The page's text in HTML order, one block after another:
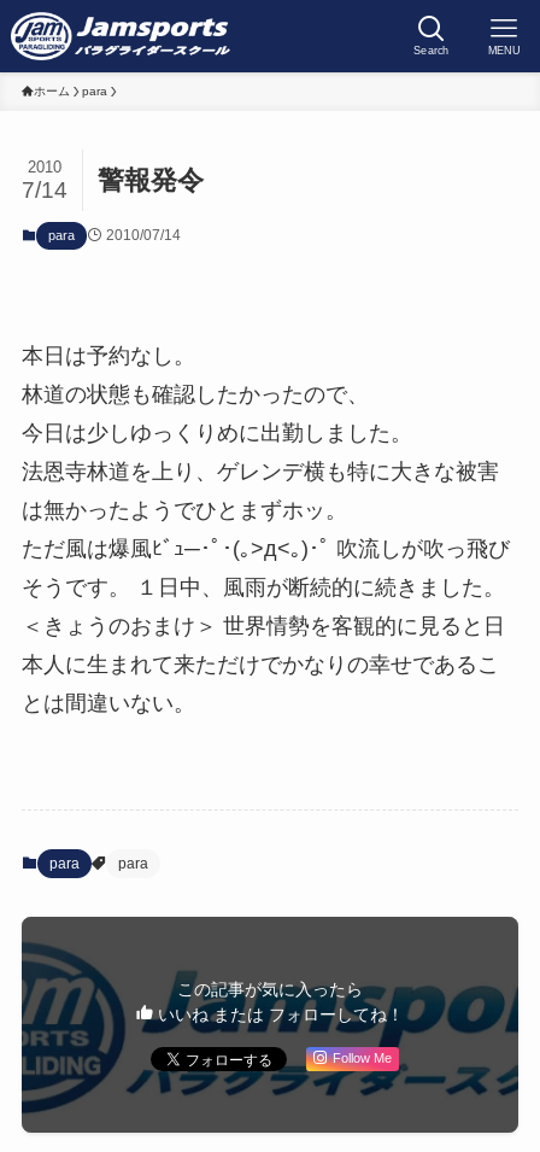
Search MENU
ホーム para
警報発令
2010
7/14
para 2010/07/14
本日は予約なし。
林道の状態も確認したかったので、
今日は少しゆっくりめに出勤しました。
法恩寺林道を上り、ゲレンデ横も特に大きな被害
は無かったようでひとまずホッ。
ただ風は爆風ﾋﾞｭ─･ﾟ･(｡>д<｡)･ﾟ 吹流しが吹っ飛び
そうです。 １日中、風雨が断続的に続きました。
＜きょうのおまけ＞ 世界情勢を客観的に見ると日
本人に生まれて来ただけでかなりの幸せであるこ
とは間違いない。
para para
この記事が気に入ったら
いいね または フォローしてね！
Follow Me